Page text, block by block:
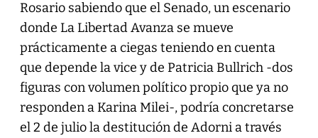
Rosario sabiendo que el Senado, un escenario
donde La Libertad Avanza se mueve
prácticamente a ciegas teniendo en cuenta
que depende la vice y de Patricia Bullrich -dos
figuras con volumen político propio que ya no
responden a Karina Milei-, podría concretarse
el 2 de julio la destitución de Adorni a través